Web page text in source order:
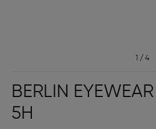
1 / 4
BERLIN
5H